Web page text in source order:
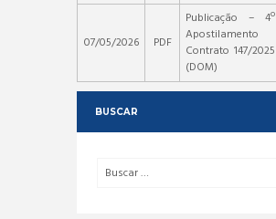
07/05/2026 PDF
Publicação – 4º
Apostilamento
Contrato 147/2025
(DOM)
BUSCAR